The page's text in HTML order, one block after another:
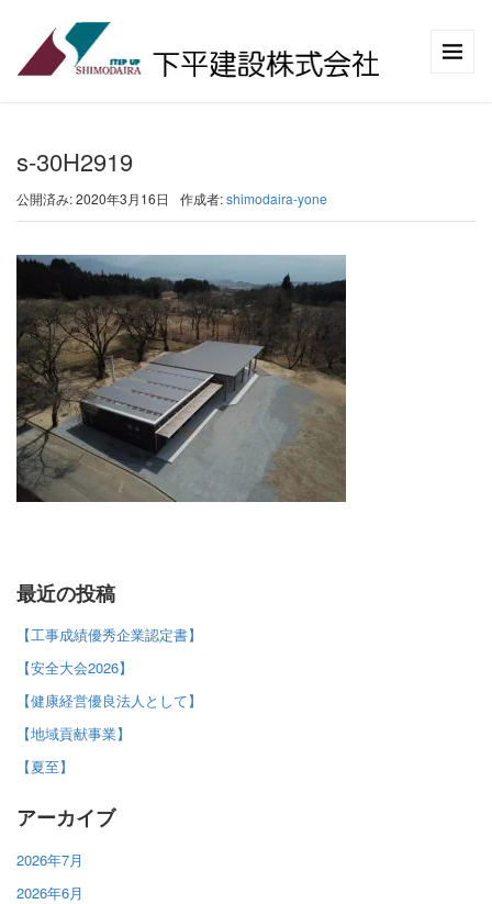
s-30H2919
公開済み: 2020年3月16日 作成者:shimodaira-yone
最近の投稿
【工事成績優秀企業認定書】
【安全大会2026】
【健康経営優良法人として】
【地域貢献事業】
【夏至】
アーカイブ
2026年7月
2026年6月